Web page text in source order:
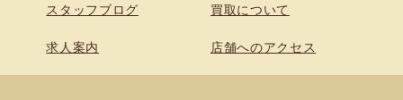
スタッフブログ 買取について
求人案内 店舗へのアクセス